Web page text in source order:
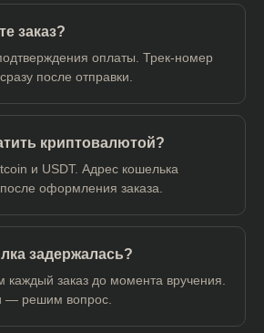
заказ?
оплаты. Трек-номер
после отправки.
криптовалютой?
и USDT. Адрес кошелька
оформления заказа.
задержалась?
заказ до момента вручения.
— решим вопрос.